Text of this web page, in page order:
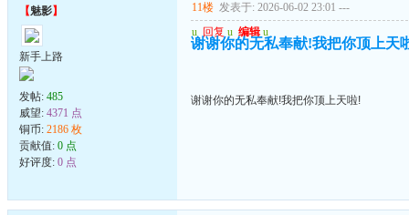
【魅影】
新手上路
发帖: 485
威望: 4371 点
铜币: 2186 枚
贡献值: 0 点
好评度: 0 点
11楼 发表于: 2026-06-02 23:01 ---
u 回复 u 编辑 u
谢谢你的无私奉献!我把你顶上天
谢谢你的无私奉献!我把你顶上天啦!